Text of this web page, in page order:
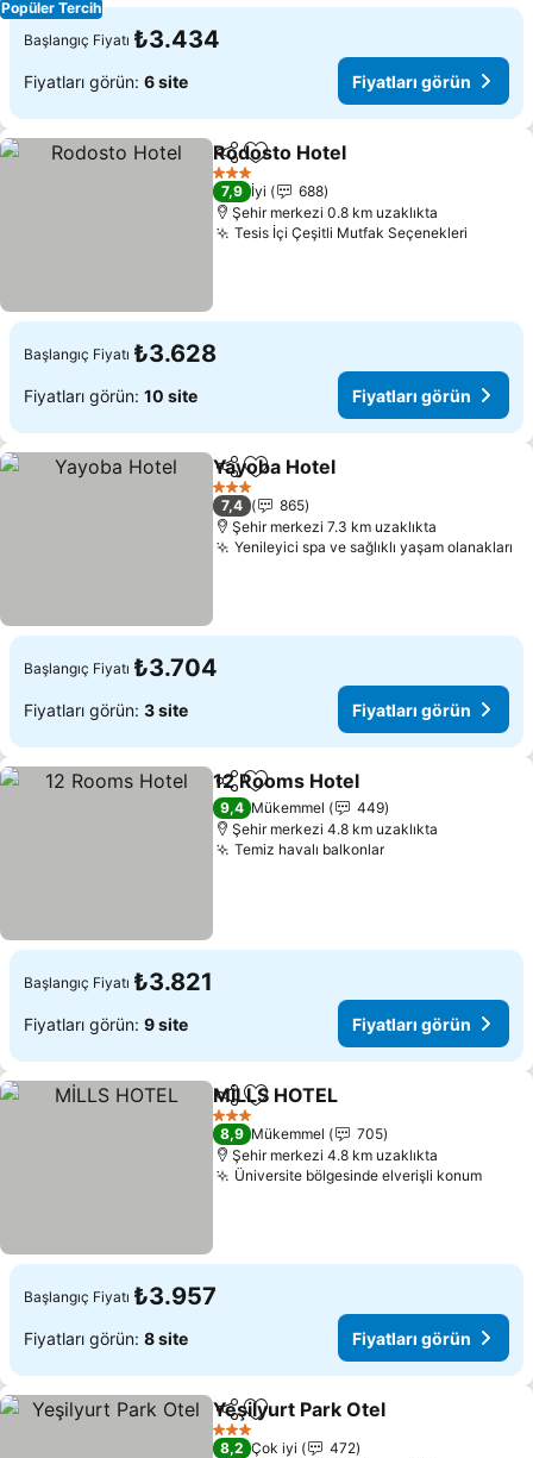
Popüler Tercih
Başlangıç Fiyatı ₺3.434
Fiyatları görün: 6 site Fiyatları görün
PaylaşFavorilerime ekle
Rodosto Hotel
3 Yıldız
7,9 İyi
688
Şehir merkezi 0.8 km uzaklıkta
Tesis İçi Çeşitli Mutfak Seçenekleri
Başlangıç Fiyatı ₺3.628
Fiyatları görün: 10 site Fiyatları görün
PaylaşFavorilerime ekle
Yayoba Hotel
3 Yıldız
7,4
865
Şehir merkezi 7.3 km uzaklıkta
Yenileyici spa ve sağlıklı yaşam olanakları
Başlangıç Fiyatı ₺3.704
Fiyatları görün: 3 site Fiyatları görün
PaylaşFavorilerime ekle
12 Rooms Hotel
9,4 Mükemmel
449
Şehir merkezi 4.8 km uzaklıkta
Temiz havalı balkonlarFiyatları görün
Başlangıç Fiyatı ₺3.821
Fiyatları görün: 9 site Fiyatları görün
PaylaşFavorilerime ekle
MİLLS HOTEL
3 Yıldız
8,9 Mükemmel
705
Şehir merkezi 4.8 km uzaklıkta
Üniversite bölgesinde elverişli konum
Başlangıç Fiyatı ₺3.957
Fiyatları görün: 8 site Fiyatları görün
PaylaşFavorilerime ekle
Yeşilyurt Park Otel
3 Yıldız
8,2 Çok iyi
472